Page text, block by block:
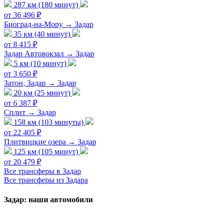
287 км (180 минут)
от 36 496 ₽
Биоград-на-Мору → Задар
35 км (40 минут)
от 8 415 ₽
Задар Автовокзал → Задар
5 км (10 минут)
от 3 650 ₽
Затон, Задар → Задар
20 км (25 минут)
от 6 387 ₽
Сплит → Задар
158 км (103 минуты)
от 22 405 ₽
Плитвицкие озера → Задар
125 км (105 минут)
от 20 479 ₽
Все трансферы в Задар
Все трансферы из Задара
Задар: наши автомобили